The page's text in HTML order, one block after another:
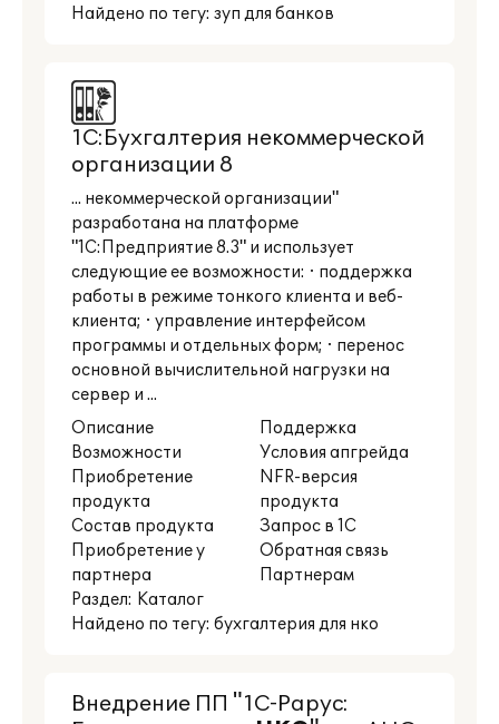
Найдено по тегу: зуп для банков
1С:Бухгалтерия некоммерческой
организации 8
... некоммерческой организации"
разработана на платформе
"1С:Предприятие 8.3" и использует
следующие ее возможности: · поддержка
работы в режиме тонкого клиента и веб-
клиента; · управление интерфейсом
программы и отдельных форм; · перенос
основной вычислительной нагрузки на
сервер и ...
Описание
Возможности
Приобретение
продукта
Состав продукта
Приобретение у
партнера
Поддержка
Условия апгрейда
NFR-версия
продукта
Запрос в 1С
Обратная связь
Партнерам
Раздел: Каталог
Найдено по тегу: бухгалтерия для нко
Внедрение ПП "1С-Рарус: